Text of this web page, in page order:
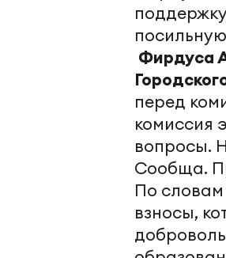
Фирдуса
перед
комиссия
вопросы.
Сообща.
По
взносы,